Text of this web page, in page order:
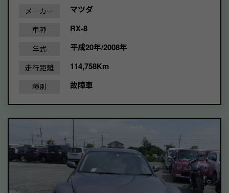
メーカー マツダ
車種 RX-8
年式 平成20年/2008年
走行距離 114,758Km
種別 故障車